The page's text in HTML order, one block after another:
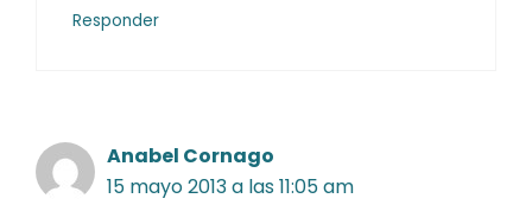
Responder
Anabel Cornago
15 mayo 2013 a las 11:05 am